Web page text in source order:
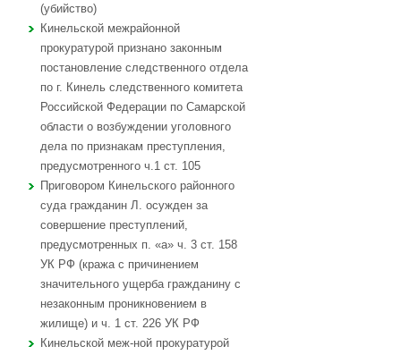
(убийство)
Кинельской межрайонной
прокуратурой признано законным
постановление следственного отдела
по г. Кинель следственного комитета
Российской Федерации по Самарской
области о возбуждении уголовного
дела по признакам преступления,
предусмотренного ч.1 ст. 105
Приговором Кинельского районного
суда гражданин Л. осужден за
совершение преступлений,
предусмотренных п. «а» ч. 3 ст. 158
УК РФ (кража с причинением
значительного ущерба гражданину с
незаконным проникновением в
жилище) и ч. 1 ст. 226 УК РФ
Кинельской меж-ной прокуратурой